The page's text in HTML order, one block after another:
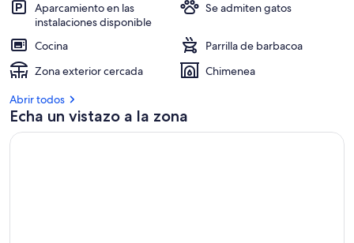
Aparcamiento en las
instalaciones disponible
Se admiten gatos
Cocina
Parrilla de barbacoa
Zona exterior cercada
Chimenea
Abrir todos
Echa un vistazo a la zona